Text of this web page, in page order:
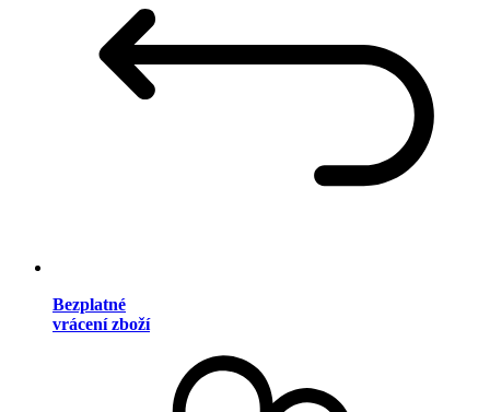
Bezplatné
vrácení zboží